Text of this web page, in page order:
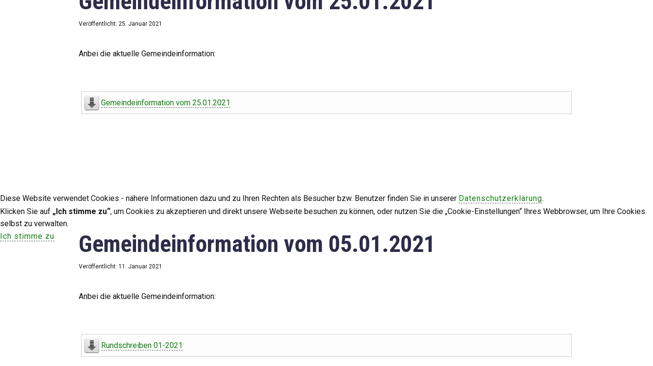
Veröffentlicht: 25. Januar 2021
Anbei die aktuelle Gemeindeinformation:
Gemeindeinformation vom 25.01.2021
Gemeindeinformation vom 05.01.2021
Veröffentlicht: 11. Januar 2021
Anbei die aktuelle Gemeindeinformation:
Rundschreiben 01-2021
Diese Website verwendet Cookies - nähere Informationen dazu und zu Ihren Rechten als Besucher bzw. Benutzer finden Sie in unserer Datenschutzerklärung.
Klicken Sie auf „Ich stimme zu“, um Cookies zu akzeptieren und direkt unsere Webseite besuchen zu können, oder nutzen Sie die „Cookie-Einstellungen“ Ihres Webbrowser, um Ihre Cookies
selbst zu verwalten.
Ich stimme zu